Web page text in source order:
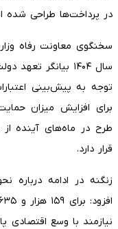
در پرداخت‌ها طراحی شده
سخنگوی معاونت رفاه
سال ۱۴۰۴ بیانگر
برای افزایش میزان
طرح در ماه‌های آینده
قرار دارد.
زنگنه در ادامه درباره